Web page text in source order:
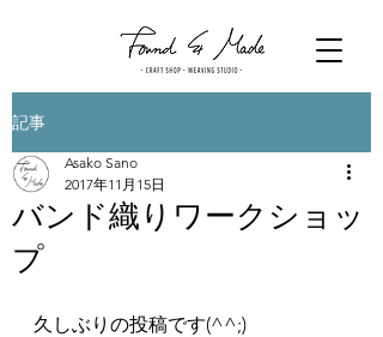
記事
バンド織りワークショッ
プ
Asako Sano
2017年11月15日
久しぶりの投稿です(^^;)